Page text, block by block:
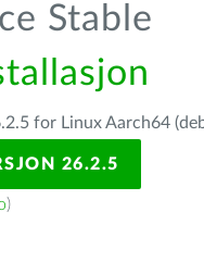
Stable
for Linux Aarch64
26.2.5
)